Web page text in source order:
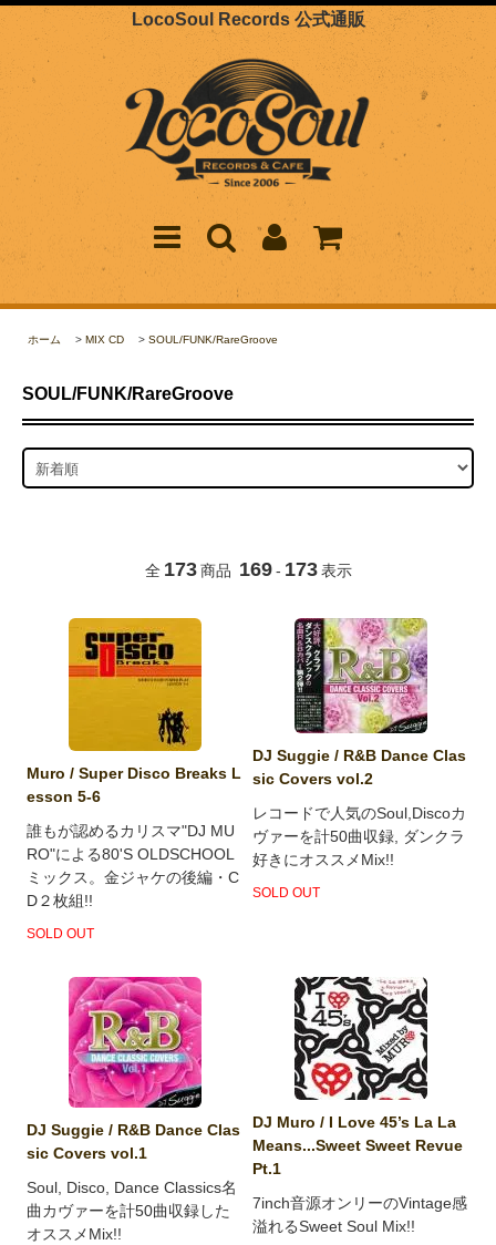
LocoSoul Records 公式通販
ホーム > MIX CD > SOUL/FUNK/RareGroove
SOUL/FUNK/RareGroove
全 173 商品 169 - 173 表示
Muro / Super Disco Breaks L
esson 5-6
誰もが認めるカリスマ"DJ MU
RO"による80'S OLDSCHOOL
ミックス。金ジャケの後編・C
D２枚組!!
SOLD OUT
DJ Suggie / R&B Dance Clas
sic Covers vol.2
レコードで人気のSoul,Discoカ
ヴァーを計50曲収録, ダンクラ
好きにオススメMix!!
SOLD OUT
DJ Suggie / R&B Dance Clas
sic Covers vol.1
Soul, Disco, Dance Classics名
曲カヴァーを計50曲収録した
オススメMix!!
DJ Muro / I Love 45’s La La
Means...Sweet Sweet Revue
Pt.1
7inch音源オンリーのVintage感
溢れるSweet Soul Mix!!